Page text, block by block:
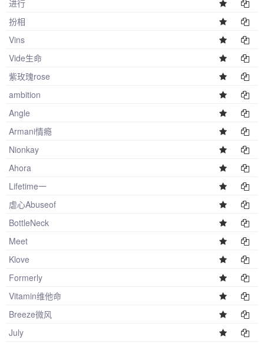
进行
扮相
Vins
Vide生命
紫玫瑰rose
ambition
Angle
Armani情瘾
Nionkay
Ahora
Lifetime一
虐心Abuseof
BottleNeck
Meet
Klove
Formerly
Vitamin维他命
Breeze微风
July